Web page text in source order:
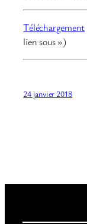
Téléchargement
lien sous »)
24 janvier 2018